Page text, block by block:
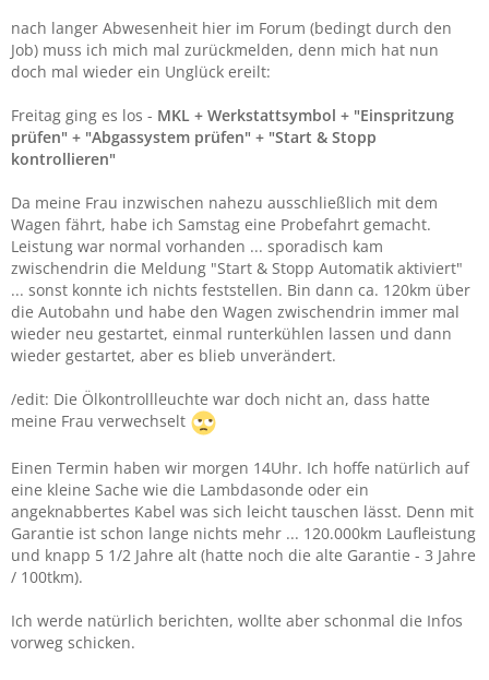
nach langer Abwesenheit hier im Forum (bedingt durch den
Job) muss ich mich mal zurückmelden, denn mich hat nun
doch mal wieder ein Unglück ereilt:
Freitag ging es los - MKL + Werkstattsymbol + "Einspritzung
prüfen" + "Abgassystem prüfen" + "Start & Stopp
kontrollieren"
Da meine Frau inzwischen nahezu ausschließlich mit dem
Wagen fährt, habe ich Samstag eine Probefahrt gemacht.
Leistung war normal vorhanden ... sporadisch kam
zwischendrin die Meldung "Start & Stopp Automatik aktiviert"
... sonst konnte ich nichts feststellen. Bin dann ca. 120km über
die Autobahn und habe den Wagen zwischendrin immer mal
wieder neu gestartet, einmal runterkühlen lassen und dann
wieder gestartet, aber es blieb unverändert.
/edit: Die Ölkontrollleuchte war doch nicht an, dass hatte
meine Frau verwechselt
Einen Termin haben wir morgen 14Uhr. Ich hoffe natürlich auf
eine kleine Sache wie die Lambdasonde oder ein
angeknabbertes Kabel was sich leicht tauschen lässt. Denn mit
Garantie ist schon lange nichts mehr ... 120.000km Laufleistung
und knapp 5 1/2 Jahre alt (hatte noch die alte Garantie - 3 Jahre
/ 100tkm).
Ich werde natürlich berichten, wollte aber schonmal die Infos
vorweg schicken.